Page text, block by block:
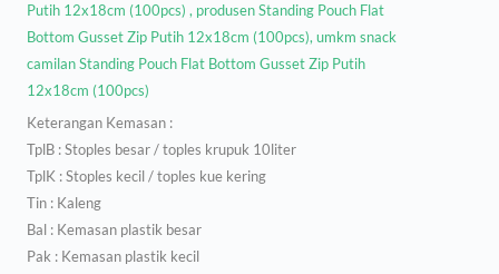
Putih 12x18cm (100pcs) , produsen Standing Pouch Flat
Bottom Gusset Zip Putih 12x18cm (100pcs), umkm snack
camilan Standing Pouch Flat Bottom Gusset Zip Putih
12x18cm (100pcs)
Keterangan Kemasan :
TplB : Stoples besar / toples krupuk 10liter
TplK : Stoples kecil / toples kue kering
Tin : Kaleng
Bal : Kemasan plastik besar
Pak : Kemasan plastik kecil